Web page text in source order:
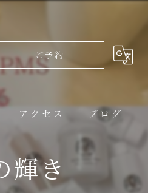
ご予約
アクセス ブログ
輝き